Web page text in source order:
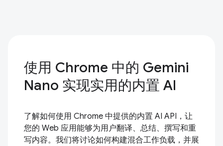
使用 Chrome 中的 Gemini
Nano 实现实用的内置 AI
了解如何使用 Chrome 中提供的内置 AI API，让
您的 Web 应用能够为用户翻译、总结、撰写和重
写内容。我们将讨论如何构建混合工作负载，并展